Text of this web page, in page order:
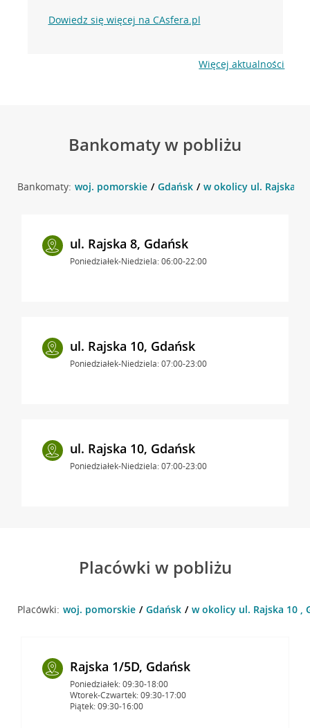
Dowiedz się więcej na CAsfera.pl
Więcej aktualności
Bankomaty w pobliżu
Bankomaty: woj. pomorskie Gdańsk w okolicy ul. Rajska
ul. Rajska 8, Gdańsk
Poniedziałek-Niedziela: 06:00-22:00
ul. Rajska 10, Gdańsk
Poniedziałek-Niedziela: 07:00-23:00
ul. Rajska 10, Gdańsk
Poniedziałek-Niedziela: 07:00-23:00
Placówki w pobliżu
Placówki: woj. pomorskie Gdańsk w okolicy ul. Rajska 10 ,
Rajska 1/5D, Gdańsk
Poniedziałek: 09:30-18:00
Wtorek-Czwartek: 09:30-17:00
Piątek: 09:30-16:00